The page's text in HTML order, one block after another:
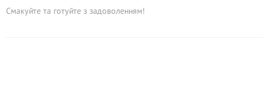
Смакуйте та готуйте з задоволенням!